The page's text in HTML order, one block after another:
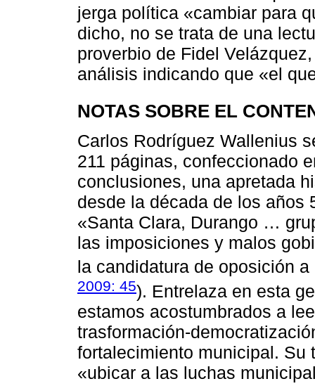
jerga política «cambiar para
dicho, no se trata de una
proverbio de Fidel
análisis indicando que «el
NOTAS SOBRE EL
Carlos Rodríguez Wallenius
211 páginas, confeccionado
conclusiones, una apretada
desde la década de los años
«Santa Clara, Durango …
las imposiciones y malos
la candidatura de oposición
2009: 45). Entrelaza en esta
estamos acostumbrados a
trasformación-
fortalecimiento municipal.
«ubicar a las luchas